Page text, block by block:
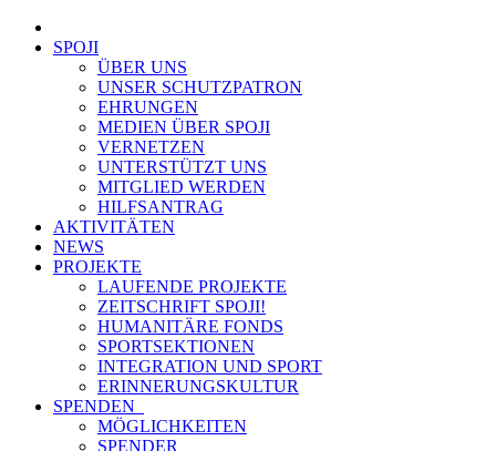
SPOJI
ÜBER UNS
UNSER SCHUTZPATRON
EHRUNGEN
MEDIEN ÜBER SPOJI
VERNETZEN
UNTERSTÜTZT UNS
MITGLIED WERDEN
HILFSANTRAG
AKTIVITÄTEN
NEWS
PROJEKTE
LAUFENDE PROJEKTE
ZEITSCHRIFT SPOJI!
HUMANITÄRE FONDS
SPORTSEKTIONEN
INTEGRATION UND SPORT
ERINNERUNGSKULTUR
SPENDEN
MÖGLICHKEITEN
SPENDER